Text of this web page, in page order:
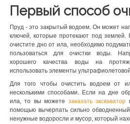
Первый способ
Пруд - это закрытый водоем. Он может
ключей, которые протекают под землей.
очистите дно от ила, необходимо
пользоваться для очистки воды.
хорошего качества воды на
использовать элементы
Для того чтобы очистить водоем от
несколькими способами. Если на дне
ила, то вы можете заказать экскаватор
помощью вычерпать сильно
ненужные водоросли и мусор, который